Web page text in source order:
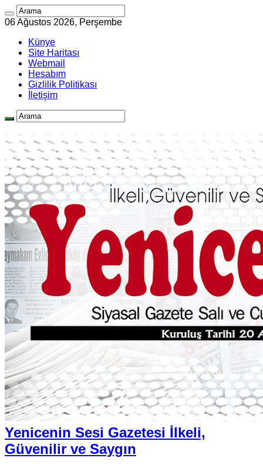
06 Ağustos 2026, Perşembe
Künye
Site Haritası
Webmail
Hesabım
Gizlilik Politikası
İletişim
Yenicenin Sesi Gazetesi İlkeli,
Güvenilir ve Saygın